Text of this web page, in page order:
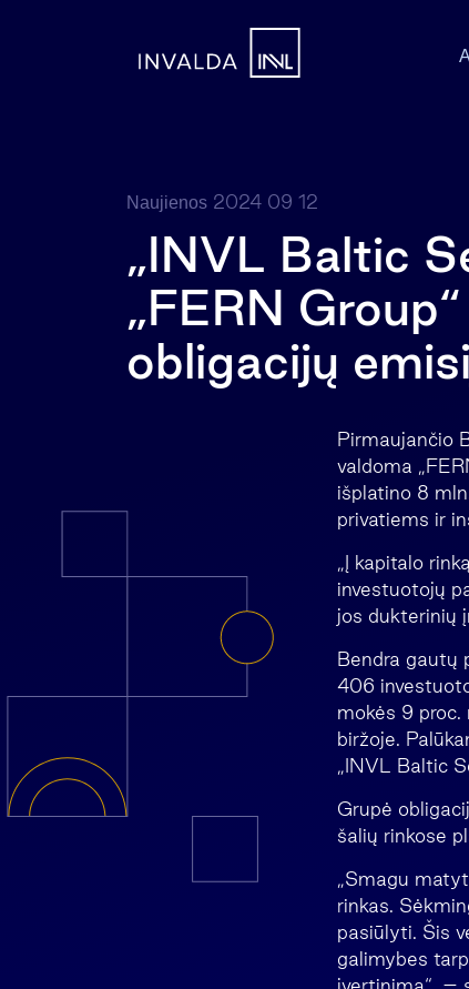
Naujienos 2024 09 12
„INVL Baltic
„FERN
obligacijų
Pirmaujančio
valdoma
išplatino 8
privatiems ir
„Į kapitalo
investuotojų
jos dukterinių
Bendra gautų
406
mokės 9
biržoje.
„INVL Baltic
Grupė
šalių rinkose
„Smagu
rinkas.
pasiūlyti. Šis
galimybes